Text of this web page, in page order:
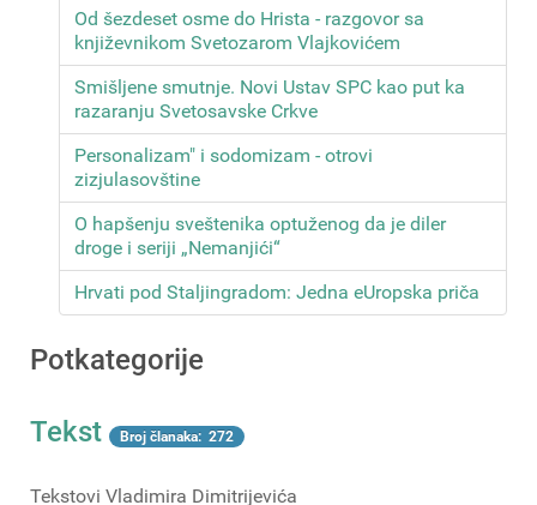
Od šezdeset osme do Hrista - razgovor sa
književnikom Svetozarom Vlajkovićem
Smišljene smutnje. Novi Ustav SPC kao put ka
razaranju Svetosavske Crkve
Personalizam" i sodomizam - otrovi
zizjulasovštine
O hapšenju sveštenika optuženog da je diler
droge i seriji „Nemanjići“
Hrvati pod Staljingradom: Jedna eUropska priča
Potkategorije
Tekst Broj članaka: 272
Tekstovi Vladimira Dimitrijevića